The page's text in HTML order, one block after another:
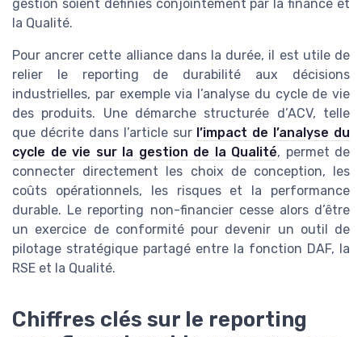
gestion soient définies conjointement par la finance et
la Qualité.
Pour ancrer cette alliance dans la durée, il est utile de
relier le reporting de durabilité aux décisions
industrielles, par exemple via l’analyse du cycle de vie
des produits. Une démarche structurée d’ACV, telle
que décrite dans l’article sur l’impact de l’analyse du
cycle de vie sur la gestion de la Qualité, permet de
connecter directement les choix de conception, les
coûts opérationnels, les risques et la performance
durable. Le reporting non-financier cesse alors d’être
un exercice de conformité pour devenir un outil de
pilotage stratégique partagé entre la fonction DAF, la
RSE et la Qualité.
Chiffres clés sur le reporting